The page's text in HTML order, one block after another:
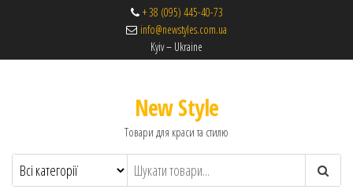
+ 38 (095) 445-40-73
info@newstyles.com.ua
Kyiv – Ukraine
New Style
Товари для краси та стилю